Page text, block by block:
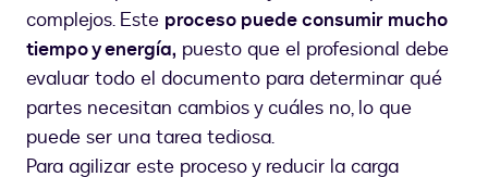
complejos. Este proceso puede consumir mucho
tiempo y energía, puesto que el profesional debe
evaluar todo el documento para determinar qué
partes necesitan cambios y cuáles no, lo que
puede ser una tarea tediosa.
Para agilizar este proceso y reducir la carga